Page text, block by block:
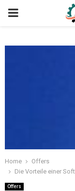
PRIMARY
Home
Offers
Die Vorteile einer
Offers